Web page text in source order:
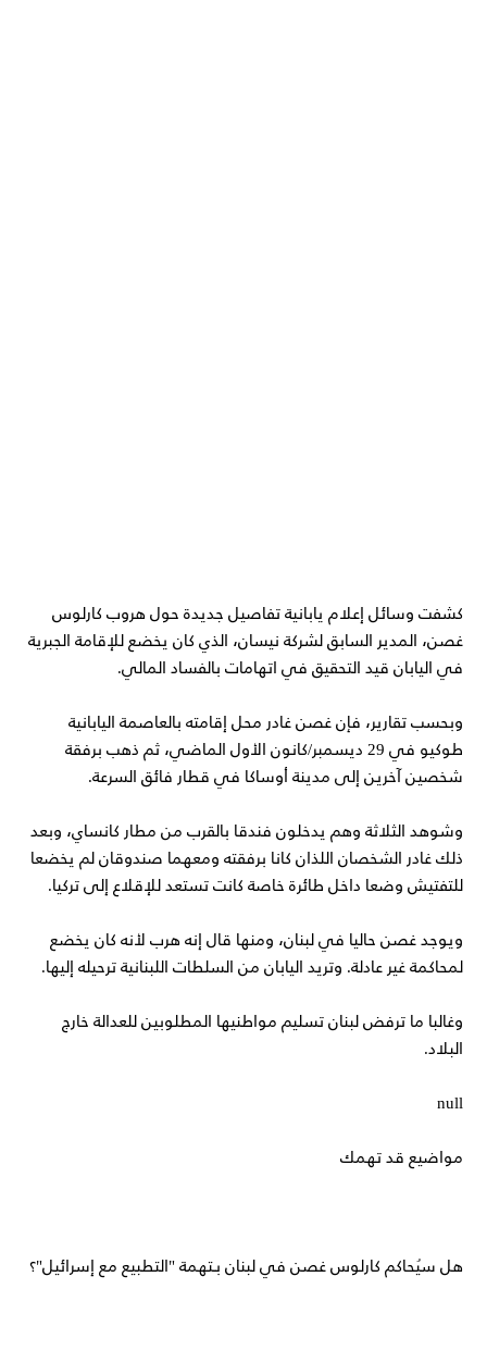
كشفت وسائل إعلام يابانية تفاصيل جديدة حول هروب كارلوس
غصن، المدير السابق لشركة نيسان، الذي كان يخضع للإقامة الجبرية
في اليابان قيد التحقيق في اتهامات بالفساد المالي.
وبحسب تقارير، فإن غصن غادر محل إقامته بالعاصمة اليابانية
طوكيو في 29 ديسمبر/كانون الأول الماضي، ثم ذهب برفقة
شخصين آخرين إلى مدينة أوساكا في قطار فائق السرعة.
وشوهد الثلاثة وهم يدخلون فندقا بالقرب من مطار كانساي، وبعد
ذلك غادر الشخصان اللذان كانا برفقته ومعهما صندوقان لم يخضعا
للتفتيش وضعا داخل طائرة خاصة كانت تستعد للإقلاع إلى تركيا.
ويوجد غصن حاليا في لبنان، ومنها قال إنه هرب لأنه كان يخضع
لمحاكمة غير عادلة. وتريد اليابان من السلطات اللبنانية ترحيله إليها.
وغالبا ما ترفض لبنان تسليم مواطنيها المطلوبين للعدالة خارج
البلاد.
null
مواضيع قد تهمك
هل سيُحاكم كارلوس غصن في لبنان بـتهمة "التطبيع مع إسرائيل"؟